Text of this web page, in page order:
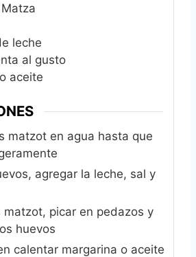
leche
al gusto
aceite
matzot en agua hasta que
agregar la leche, sal y
matzot, picar en pedazos y
huevos
calentar margarina o aceite